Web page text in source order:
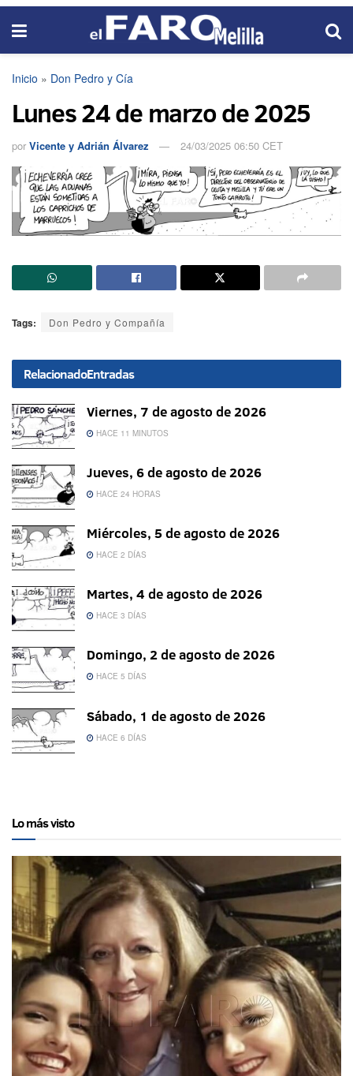
Inicio » Don Pedro y Cía
Lunes 24 de marzo de 2025
por Vicente y Adrián Álvarez 24/03/2025 06:50 CET
Tags: Don Pedro y Compañía
RelacionadoEntradas
Viernes, 7 de agosto de 2026
HACE 11 MINUTOS
Jueves, 6 de agosto de 2026
HACE 24 HORAS
Miércoles, 5 de agosto de 2026
HACE 2 DÍAS
Martes, 4 de agosto de 2026
HACE 3 DÍAS
Domingo, 2 de agosto de 2026
HACE 5 DÍAS
Sábado, 1 de agosto de 2026
HACE 6 DÍAS
Lo más visto